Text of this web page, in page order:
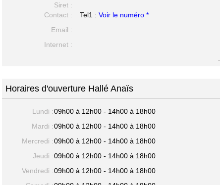
Siret :
Contact :
Tel1 :Voir le numéro *
Email :
Internet :
-
Horaires d'ouverture Hallé Anaïs
Lundi :09h00 à 12h00 - 14h00 à 18h00
Mardi :09h00 à 12h00 - 14h00 à 18h00
Mercredi :09h00 à 12h00 - 14h00 à 18h00
Jeudi :09h00 à 12h00 - 14h00 à 18h00
Vendredi :09h00 à 12h00 - 14h00 à 18h00